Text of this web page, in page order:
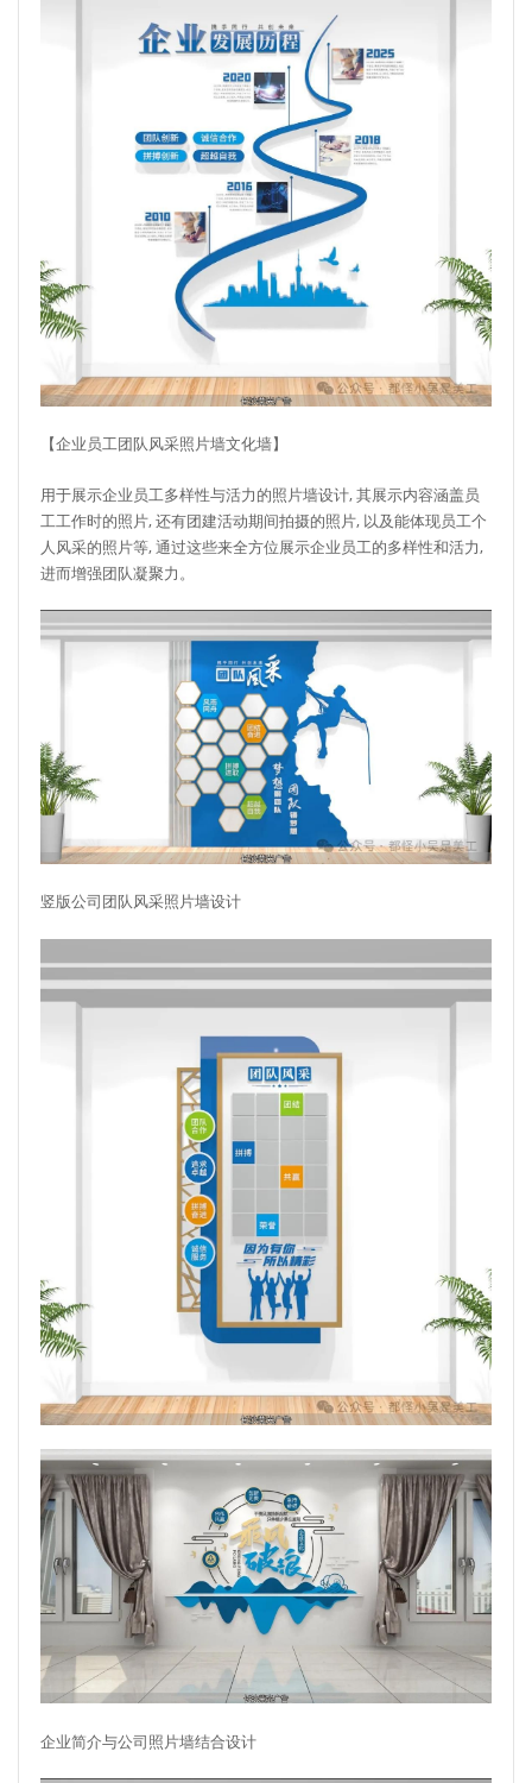
【企业员工团队风采照片墙文化墙】
用于展示企业员工多样性与活力的照片墙设计, 其展示内容涵盖员
工工作时的照片, 还有团建活动期间拍摄的照片, 以及能体现员工个
人风采的照片等, 通过这些来全方位展示企业员工的多样性和活力,
进而增强团队凝聚力。
竖版公司团队风采照片墙设计
企业简介与公司照片墙结合设计